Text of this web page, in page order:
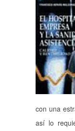
con una
así lo